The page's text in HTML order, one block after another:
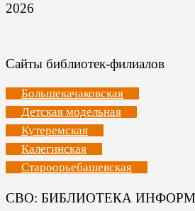
2026
Сайты библиотек-филиалов
Большекачаковская
Детская модельная
Кутеремская
Калегинская
Староорьебашевская
СВО: БИБЛИОТЕКА